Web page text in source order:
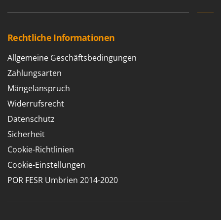
Rechtliche Informationen
Allgemeine Geschäftsbedingungen
Zahlungsarten
Mängelanspruch
Widerrufsrecht
Datenschutz
Sicherheit
Cookie-Richtlinien
Cookie-Einstellungen
POR FESR Umbrien 2014-2020